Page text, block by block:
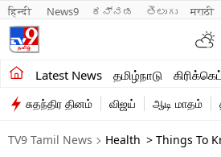
हिन्दी News9 ಕನ್ನಡ తెలుగు मराठी
Latest News தமிழ்நாடு கிரிக்கெட்
சமீபத்திய செய்திகள்
தமிழ்நாடு
இந்தியா
சுதந்திர தினம் விஜய் ஆடி மாதம்
TV9 Tamil News Health > Things To